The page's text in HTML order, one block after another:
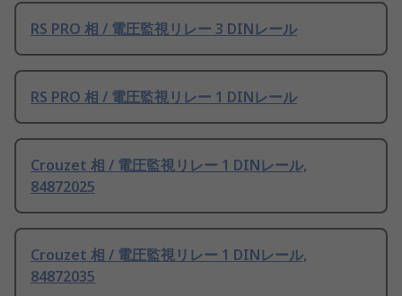
RS PRO 相 / 電圧監視リレー 3 DINレール
RS PRO 相 / 電圧監視リレー 1 DINレール
Crouzet 相 / 電圧監視リレー 1 DINレール,
84872025
Crouzet 相 / 電圧監視リレー 1 DINレール,
84872035